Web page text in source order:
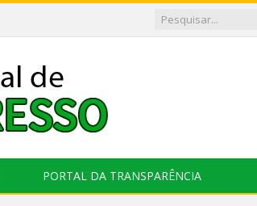
PORTAL DA TRANSPARÊNCIA